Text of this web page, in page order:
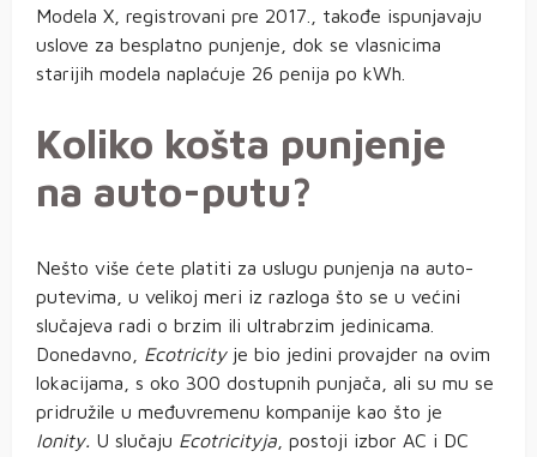
Modela X, registrovani pre 2017., takođe ispunjavaju
uslove za besplatno punjenje, dok se vlasnicima
starijih modela naplaćuje 26 penija po kWh.
Koliko košta punjenje
na auto-putu?
Nešto više ćete platiti za uslugu punjenja na auto-
putevima, u velikoj meri iz razloga što se u većini
slučajeva radi o brzim ili ultrabrzim jedinicama.
Donedavno, Ecotricityje bio jedini provajder na ovim
lokacijama, s oko 300 dostupnih punjača, ali su mu se
pridružile u međuvremenu kompanije kao što je
Ionity. U slučaju Ecotricityja , postoji izbor AC i DC